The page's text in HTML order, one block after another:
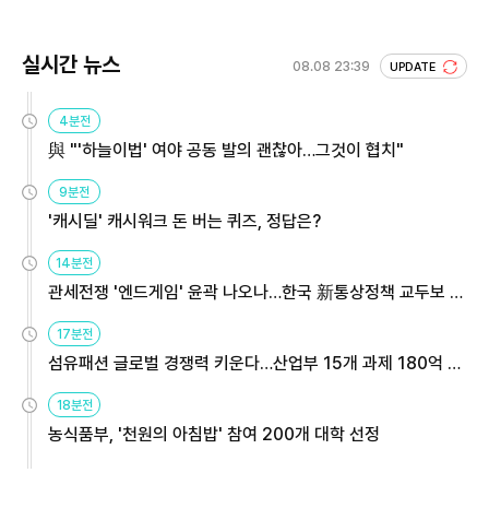
실시간 뉴스 08.08 23:39 UPDATE
4분전
與 "'하늘이법' 여야 공동 발의 괜찮아…그것이 협치"
9분전
'캐시딜' 캐시워크 돈 버는 퀴즈, 정답은?
14분전
관세전쟁 '엔드게임' 윤곽 나오나…한국 新통상정책 교두보 활
용해야
17분전
섬유패션 글로벌 경쟁력 키운다…산업부 15개 과제 180억 지
원
18분전
농식품부, '천원의 아침밥' 참여 200개 대학 선정